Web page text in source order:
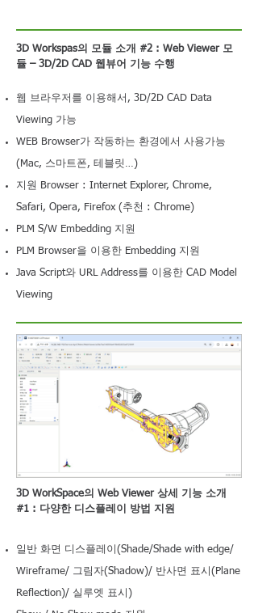
3D Workspas의 모듈 소개 #2 : Web Viewer 모
듈 – 3D/2D CAD 웹뷰어 기능 수행
웹 브라우저를 이용해서, 3D/2D CAD Data
Viewing 가능
WEB Browser가 작동하는 환경에서 사용가능
(Mac, 스마트폰, 테블릿…)
지원 Browser : Internet Explorer, Chrome,
Safari, Opera, Firefox (추천 : Chrome)
PLM S/W Embedding 지원
PLM Browser을 이용한 Embedding 지원
Java Script와 URL Address를 이용한 CAD Model
Viewing
3D WorkSpace의 Web Viewer 상세 기능 소개
#1 : 다양한 디스플레이 방법 지원
일반 화면 디스플레이(Shade/Shade with edge/
Wireframe/ 그림자(Shadow)/ 반사면 표시(Plane
Reflection)/ 실루엣 표시)